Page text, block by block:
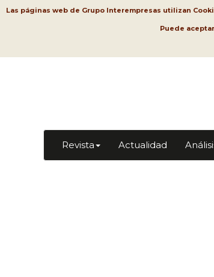
Las páginas web de Grupo Interempresas utilizan
Puede
Revista Actualidad